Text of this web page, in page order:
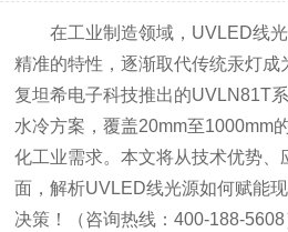
在工业制造领域，UVLED线光
精准的特性，逐渐取代传统汞灯成
复坦希电子科技推出的UVLN81T
水冷方案，覆盖20mm至1000mm
化工业需求。本文将从技术优势、
面，解析UVLED线光源如何赋能
决策！（咨询热线：400-188-5608